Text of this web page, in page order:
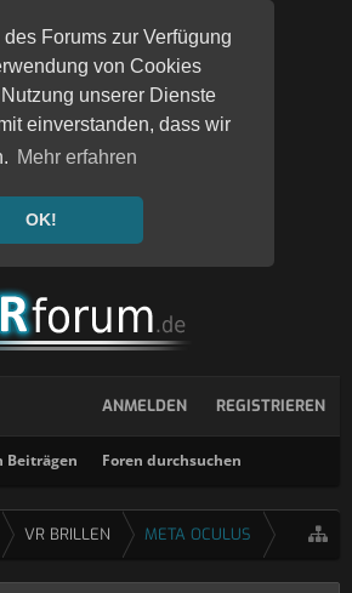
Forums zur Verfügung
von Cookies
unserer Dienste
einverstanden, dass wir
Mehr erfahren
OK!
Beiträgen Foren durchsuchen
ANMELDEN REGISTRIEREN
VR BRILLEN META OCULUS